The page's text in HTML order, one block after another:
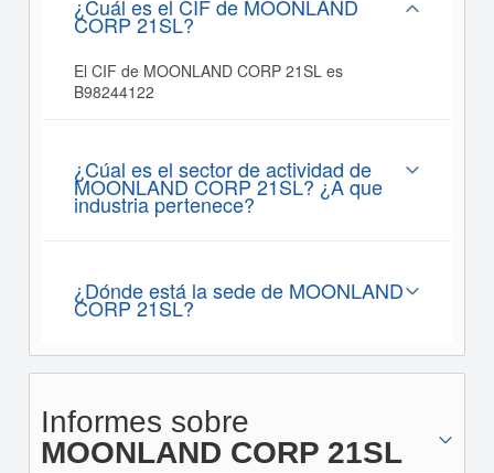
¿Cuál es el CIF de MOONLAND
CORP 21SL?
El CIF de MOONLAND CORP 21SL es
B98244122
¿Cúal es el sector de actividad de
MOONLAND CORP 21SL? ¿A que
industria pertenece?
¿Dónde está la sede de MOONLAND
CORP 21SL?
Informes sobre
MOONLAND CORP 21SL